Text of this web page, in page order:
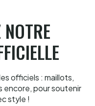
officiels : maillots,
encore, pour soutenir
style !